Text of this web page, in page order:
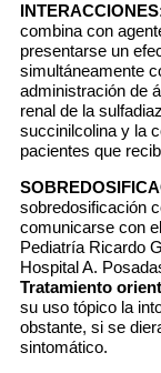
combina con
presentarse un
simultáneamente
administración de
renal de la
succinilcolina y la
pacientes que
sobredosificación
comunicarse con
Pediatría Ricardo
Hospital A.
Tratamiento
su uso tópico la
obstante, si se
sintomático.